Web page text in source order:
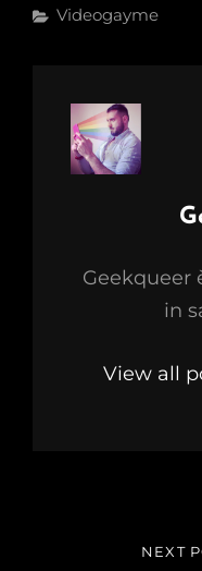
Categories
Videogayme
Geekqueer
in
View all
NEXT